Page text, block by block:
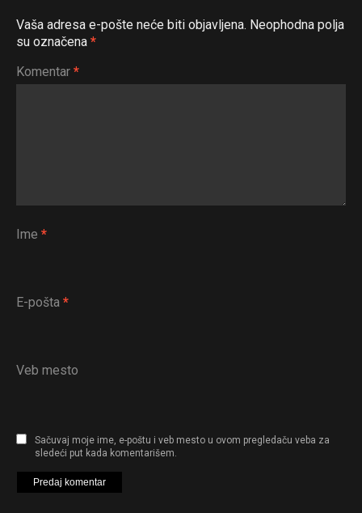
Vaša adresa e-pošte neće biti objavljena. Neophodna polja
su označena *
Komentar *
Ime *
E-pošta *
Veb mesto
Sačuvaj moje ime, e-poštu i veb mesto u ovom pregledaču veba za
sledeći put kada komentarišem.
Reddit